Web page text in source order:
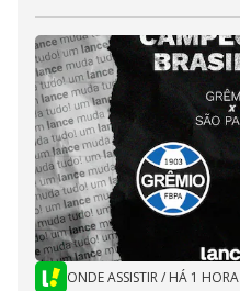
ONDE ASSISTIR/ HÁ 1 HORA